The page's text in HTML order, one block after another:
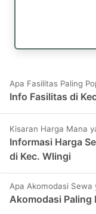
Apa Fasilitas Paling
Info Fasilitas di
Kisaran Harga Mana
Informasi Harga
di Kec. Wlingi
Apa Akomodasi Sewa
Akomodasi Paling